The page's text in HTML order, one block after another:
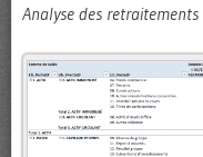
Analyse des